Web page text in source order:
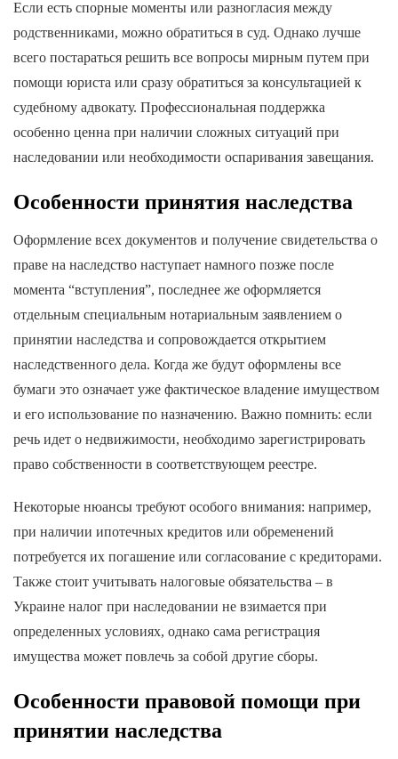
Если есть спорные моменты или разногласия между
родственниками, можно обратиться в суд. Однако лучше
всего постараться решить все вопросы мирным путем при
помощи юриста или сразу обратиться за консультацией к
судебному адвокату. Профессиональная поддержка
особенно ценна при наличии сложных ситуаций при
наследовании или необходимости оспаривания завещания.
Особенности принятия наследства
Оформление всех документов и получение свидетельства о
праве на наследство наступает намного позже после
момента “вступления”, последнее же оформляется
отдельным специальным нотариальным заявлением о
принятии наследства и сопровождается открытием
наследственного дела. Когда же будут оформлены все
бумаги это означает уже фактическое владение имуществом
и его использование по назначению. Важно помнить: если
речь идет о недвижимости, необходимо зарегистрировать
право собственности в соответствующем реестре.
Некоторые нюансы требуют особого внимания: например,
при наличии ипотечных кредитов или обременений
потребуется их погашение или согласование с кредиторами.
Также стоит учитывать налоговые обязательства – в
Украине налог при наследовании не взимается при
определенных условиях, однако сама регистрация
имущества может повлечь за собой другие сборы.
Особенности правовой помощи при
принятии наследства